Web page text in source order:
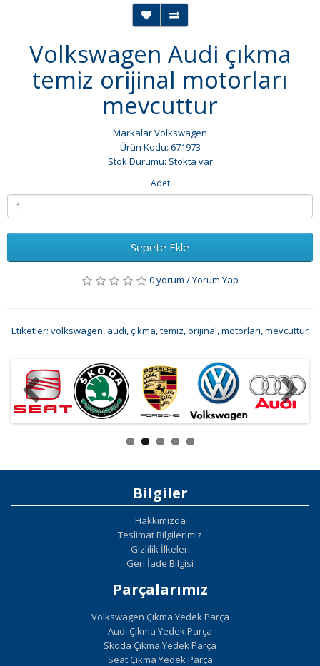
Volkswagen Audi çıkma
temiz orijinal motorları
mevcuttur
MarkalarVolkswagen
Ürün Kodu: 671973
Stok Durumu: Stokta var
Adet
Sepete Ekle
0 yorum /Yorum Yap
Etiketler: volkswagen, audi,çıkma,temiz,orijinal,motorları,mevcuttur
Bilgiler
Hakkımızda
Teslimat Bilgilerimiz
Gizlilik İlkeleri
Geri İade Bilgisi
Parçalarımız
Volkswagen Çıkma Yedek Parça
Audi Çıkma Yedek Parça
Skoda Çıkma Yedek Parça
Seat Çıkma Yedek Parça